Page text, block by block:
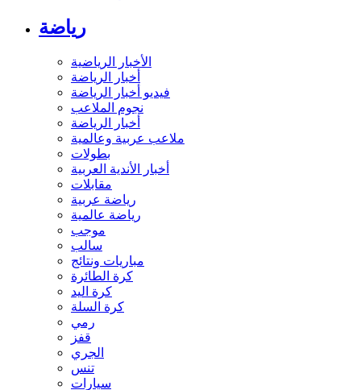
رياضة
الأخبار الرياضية
أخبار الرياضة
فيديو أخبار الرياضة
نجوم الملاعب
أخبار الرياضة
ملاعب عربية وعالمية
بطولات
أخبار الأندية العربية
مقابلات
رياضة عربية
رياضة عالمية
موجب
سالب
مباريات ونتائج
كرة الطائرة
كرة اليد
كرة السلة
رمي
قفز
الجري
تنس
سيارات